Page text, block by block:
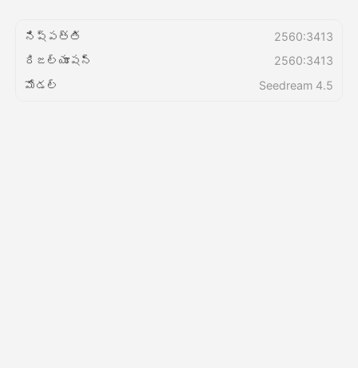
వెల్లులు
నిష్పత్తి
2560:3413
రిజల్యూషన్
2560:3413
మోడల్
Seedream 4.5